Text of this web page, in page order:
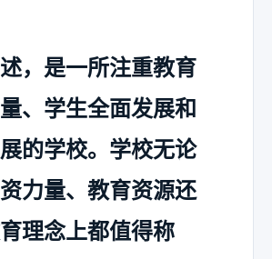
，是一所注重教育
、学生全面发展和
的学校。学校无论
力量、教育资源还
理念上都值得称